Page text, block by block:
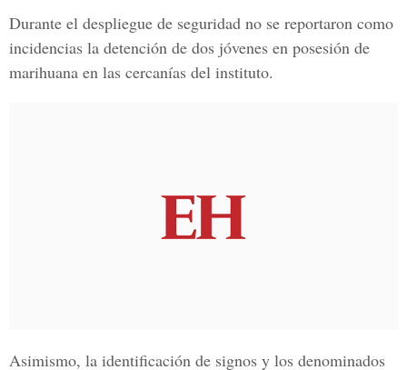
Durante el despliegue de seguridad no se reportaron como
incidencias la detención de dos jóvenes en posesión de
marihuana en las cercanías del instituto.
Asimismo, la identificación de signos y los denominados